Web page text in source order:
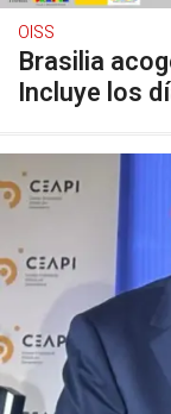
OISS
Brasilia
Incluye los